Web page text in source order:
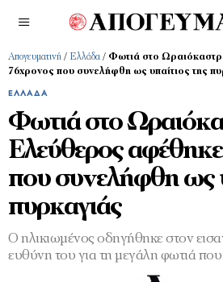
Απογευματινή / Ελλάδα / Φωτιά στο
76χρονος που συνελήφθη ως υπαίτιος της
ΕΛΛΆΔΑ
Φωτιά στο
Ελεύθερος
που συνελήφθη ως
πυρκαγιάς
Ο ηλικιωμένος οδηγήθηκε στον
ευθύνη του για τη μεγάλη φωτιά